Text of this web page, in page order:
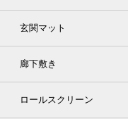
玄関マット
廊下敷き
ロールスクリーン